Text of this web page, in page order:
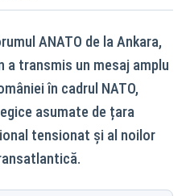
ANATO de la Ankara,
a transmis un mesaj amplu
în cadrul NATO,
asumate de țara
tensionat și al noilor